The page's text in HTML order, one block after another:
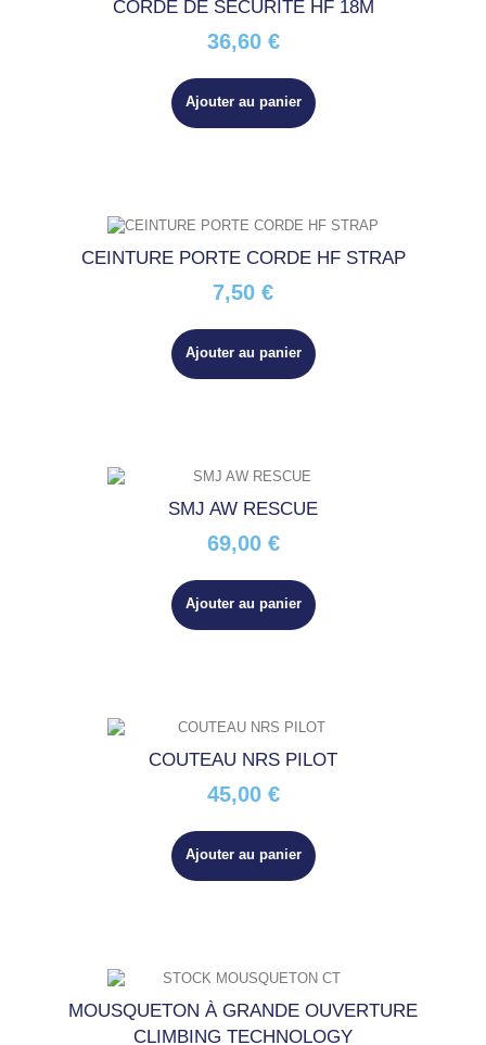
CORDE DE SECURITE HF 18M
36,60 €
Ajouter au panier
CEINTURE PORTE CORDE HF STRAP
7,50 €
Ajouter au panier
SMJ AW RESCUE
69,00 €
Ajouter au panier
COUTEAU NRS PILOT
45,00 €
Ajouter au panier
MOUSQUETON À GRANDE OUVERTURE
CLIMBING TECHNOLOGY